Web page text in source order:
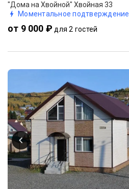
"Дома на Хвойной" Хвойная 33
Моментальное подтверждение
от 9 000 ₽ для 2 гостей